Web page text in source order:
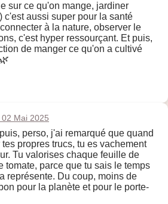
sur ce qu'on mange, jardiner
c'est aussi super pour la santé
à la nature, observer le
c'est hyper ressourçant. Et puis,
de manger ce qu'on a cultivé
Mai 2025
perso, j'ai remarqué que quand
propres trucs, tu es vachement
Tu valorises chaque feuille de
tomate, parce que tu sais le temps
représente. Du coup, moins de
pour la planète et pour le porte-